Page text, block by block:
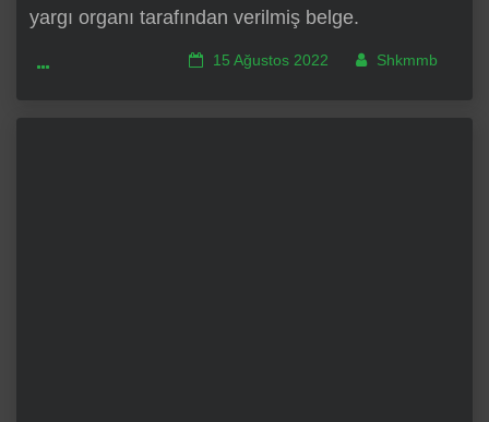
yargı organı tarafından verilmiş belge.
15 Ağustos 2022 Shkmmb